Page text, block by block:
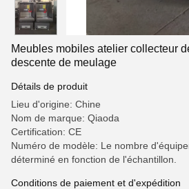
Meubles mobiles atelier collecteur
descente de meulage
Détails de produit
Lieu d'origine: Chine
Nom de marque: Qiaoda
Certification: CE
Numéro de modèle: Le nombre
déterminé en fonction de l'échantillon.
Conditions de paiement et d'expédition